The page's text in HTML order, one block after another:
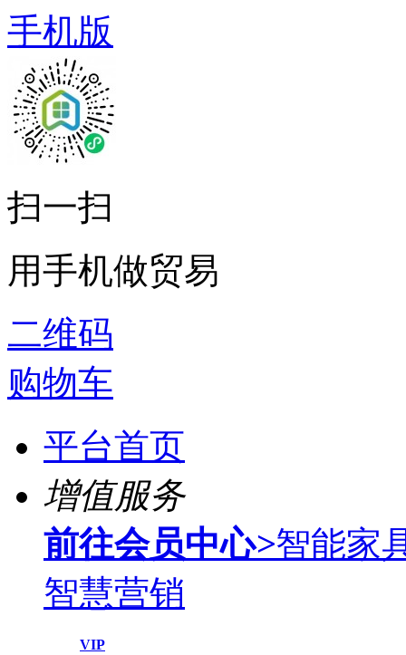
手机版
扫一扫
用手机做贸易
二维码
购物车
平台首页
增值服务
前往会员中心>智能家
智慧营销
VIP